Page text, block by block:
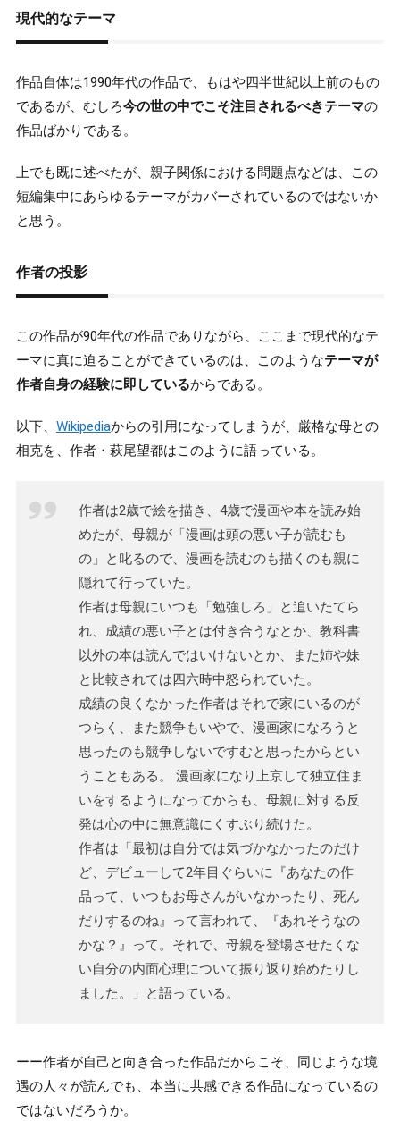
現代的なテーマ
作品自体は1990年代の作品で、もはや四半世紀以上前のもの
であるが、むしろ今の世の中でこそ注目されるべきテーマの
作品ばかりである。
上でも既に述べたが、親子関係における問題点などは、この
短編集中にあらゆるテーマがカバーされているのではないか
と思う。
作者の投影
この作品が90年代の作品でありながら、ここまで現代的なテ
ーマに真に迫ることができているのは、このようなテーマが
作者自身の経験に即しているからである。
以下、 Wikipediaからの引用になってしまうが、厳格な母との
相克を、作者・萩尾望都はこのように語っている。
作者は2歳で絵を描き、4歳で漫画や本を読み始
めたが、母親が「漫画は頭の悪い子が読むも
の」と叱るので、漫画を読むのも描くのも親に
隠れて行っていた。
作者は母親にいつも「勉強しろ」と追いたてら
れ、成績の悪い子とは付き合うなとか、教科書
以外の本は読んではいけないとか、また姉や妹
と比較されては四六時中怒られていた。
成績の良くなかった作者はそれで家にいるのが
つらく、また競争もいやで、漫画家になろうと
思ったのも競争しないですむと思ったからとい
うこともある。 漫画家になり上京して独立住ま
いをするようになってからも、母親に対する反
発は心の中に無意識にくすぶり続けた。
作者は「最初は自分では気づかなかったのだけ
ど、デビューして2年目ぐらいに『あなたの作
品って、いつもお母さんがいなかったり、死ん
だりするのね』って言われて、『あれそうなの
かな？』って。それで、母親を登場させたくな
い自分の内面心理について振り返り始めたりし
ました。」と語っている。
ーー作者が自己と向き合った作品だからこそ、同じような境
遇の人々が読んでも、本当に共感できる作品になっているの
ではないだろうか。